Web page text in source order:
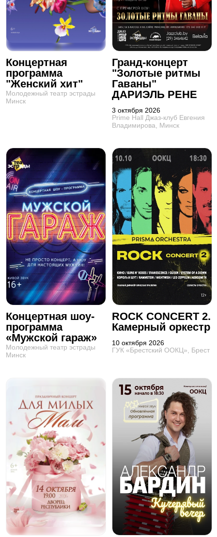
Концертная
программа
"Женский хит"
Молодежный театр эстрады
Минск
Гранд-концерт
"Золотые ритмы
Гаваны"
ДАРИЭЛЬ РЕНЕ
3 октября 2026
Prime Hall Джаз-клуб Евгения
Владимирова, Минск
Концертная шоу-
программа
«Мужской гараж»
Молодежный театр эстрады
Минск
ROCK CONCERT 2.
Камерный оркестр
10 октября 2026
ГУК «Брестский ООКЦ», Брест